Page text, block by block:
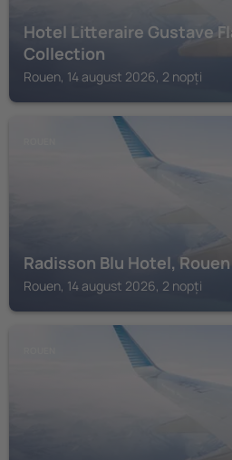
Hotel Litteraire Gustave
Collection
Rouen, 14 august 2026, 2 nopți
Radisson Blu Hotel,
Rouen, 14 august 2026, 2 nopți